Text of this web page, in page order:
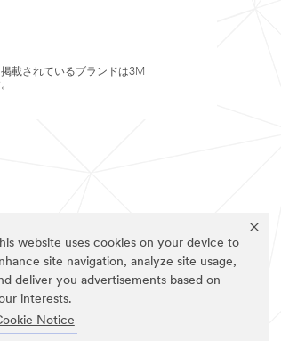
website uses cookies on your device to
site navigation, analyze site usage,
deliver you advertisements based on
interests.
Notice
載されているブランドは3M